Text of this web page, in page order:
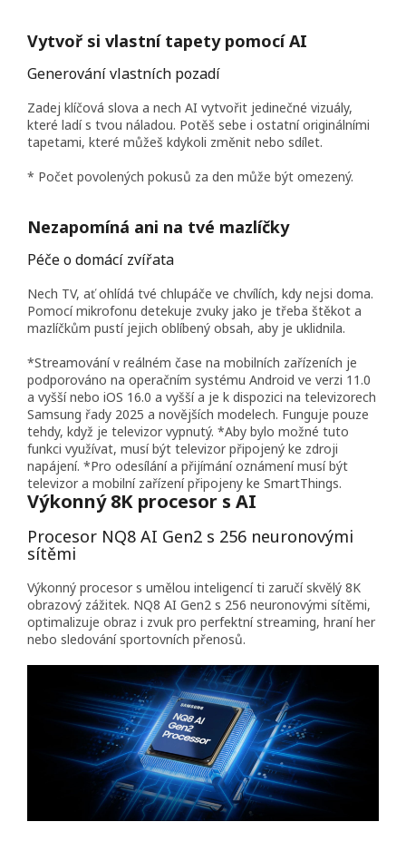
Vytvoř si vlastní tapety pomocí AI
Generování vlastních pozadí
Zadej klíčová slova a nech AI vytvořit jedinečné vizuály,
které ladí s tvou náladou. Potěš sebe i ostatní originálními
tapetami, které můžeš kdykoli změnit nebo sdílet.
* Počet povolených pokusů za den může být omezený.
Nezapomíná ani na tvé mazlíčky
Péče o domácí zvířata
Nech TV, ať ohlídá tvé chlupáče ve chvílích, kdy nejsi doma.
Pomocí mikrofonu detekuje zvuky jako je třeba štěkot a
mazlíčkům pustí jejich oblíbený obsah, aby je uklidnila.
*Streamování v reálném čase na mobilních zařízeních je
podporováno na operačním systému Android ve verzi 11.0
a vyšší nebo iOS 16.0 a vyšší a je k dispozici na televizorech
Samsung řady 2025 a novějších modelech. Funguje pouze
tehdy, když je televizor vypnutý. *Aby bylo možné tuto
funkci využívat, musí být televizor připojený ke zdroji
napájení. *Pro odesílání a přijímání oznámení musí být
televizor a mobilní zařízení připojeny ke SmartThings.
Výkonný 8K procesor s AI
Procesor NQ8 AI Gen2 s 256 neuronovými
sítěmi
Výkonný procesor s umělou inteligencí ti zaručí skvělý 8K
obrazový zážitek. NQ8 AI Gen2 s 256 neuronovými sítěmi,
optimalizuje obraz i zvuk pro perfektní streaming, hraní her
nebo sledování sportovních přenosů.